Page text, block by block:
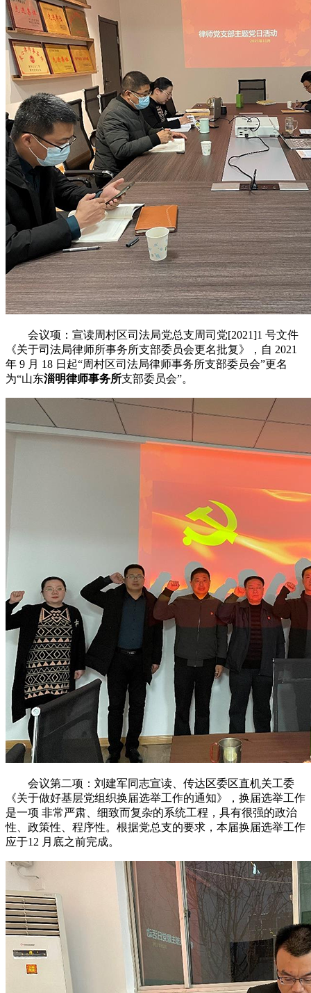
会议项：宣读周村区司法局党总支周司党[2021]1 号文件
《关于司法局律师所事务所支部委员会更名批复》，自 2021
年 9 月 18 日起“周村区司法局律师事务所支部委员会”更名
为“山东淄明律师事务所支部委员会”。
会议第二项：刘建军同志宣读、传达区委区直机关工委
《关于做好基层党组织换届选举工作的通知》，换届选举工作
是一项 非常严肃、细致而复杂的系统工程，具有很强的政治
性、政策性、程序性。根据党总支的要求，本届换届选举工作
应于12 月底之前完成。